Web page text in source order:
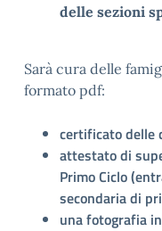
delle sezioni
Sarà cura delle
formato pdf:
certificato delle
attestato di
Primo Ciclo
secondaria di
una fotografia